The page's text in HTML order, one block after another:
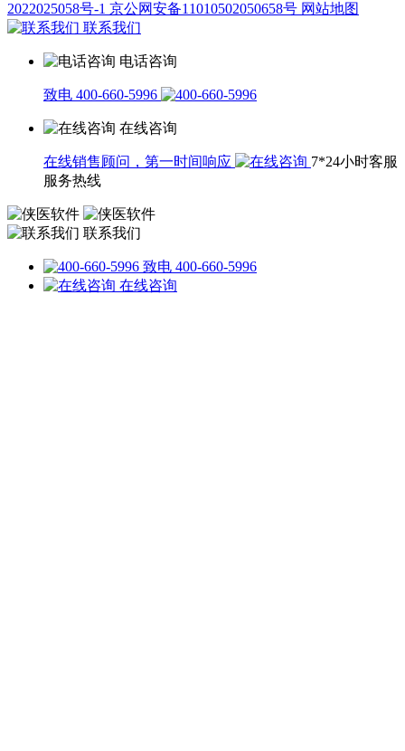
2022025058号-1 京公网安备11010502050658号 网站地图
联系我们
电话咨询
致电 400-660-5996
在线咨询
在线销售顾问，第一时间响应
7*24小时客服
服务热线
联系我们
致电 400-660-5996
在线咨询